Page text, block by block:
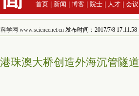
首页 新闻 博客 院士 人才 会议
科学网 www.sciencenet.cn 发布时间：2017/7/8 17:11:58
珠澳大桥创造外海沉管隧